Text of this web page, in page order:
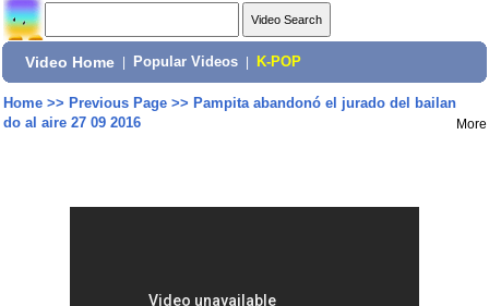
Video Home Popular Videos K-POP
Home>> Previous Page>> Pampita abandonó el jurado del bailan
do al aire 27 09 2016
More